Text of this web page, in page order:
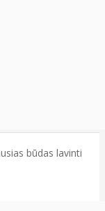
būdas lavinti